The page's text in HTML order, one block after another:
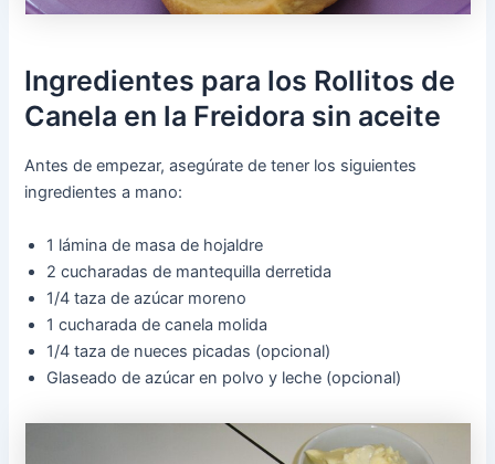
Ingredientes para los Rollitos de
Canela en la Freidora sin aceite
Antes de empezar, asegúrate de tener los siguientes
ingredientes a mano:
1 lámina de masa de hojaldre
2 cucharadas de mantequilla derretida
1/4 taza de azúcar moreno
1 cucharada de canela molida
1/4 taza de nueces picadas (opcional)
Glaseado de azúcar en polvo y leche (opcional)